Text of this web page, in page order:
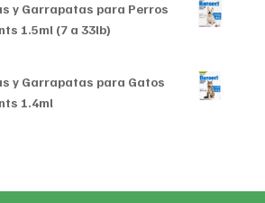
y Garrapatas para Perros
1.5ml (7 a 33lb)
y Garrapatas para Gatos
1.4ml